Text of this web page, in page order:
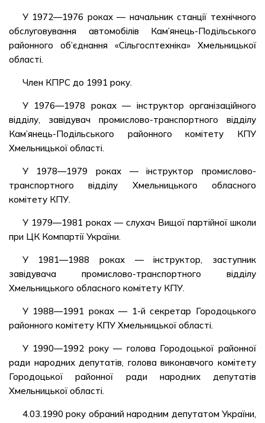
У 1972—1976 роках — начальник станції технічного
обслуговування автомобілів Кам’янець-Подільського
районного об’єднання «Сільгосптехніка» Хмельницької
області.
Член КПРС до 1991 року.
У 1976—1978 роках — інструктор організаційного
відділу, завідувач промислово-транспортного відділу
Кам’янець-Подільського районного комітету КПУ
Хмельницької області.
У 1978—1979 роках — інструктор промислово-
транспортного відділу Хмельницького обласного
комітету КПУ.
У 1979—1981 роках — слухач Вищої партійної школи
при ЦК Компартії України.
У 1981—1988 роках — інструктор, заступник
завідувача промислово-транспортного відділу
Хмельницького обласного комітету КПУ.
У 1988—1991 роках — 1-й секретар Городоцького
районного комітету КПУ Хмельницької області.
У 1990—1992 року — голова Городоцької районної
ради народних депутатів, голова виконавчого комітету
Городоцької районної ради народних депутатів
Хмельницької області.
4.03.1990 року обраний народним депутатом України,